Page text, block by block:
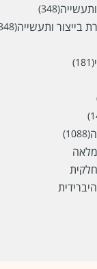
(348)
בייצור ותעשייה(348)
(181)
(1088)